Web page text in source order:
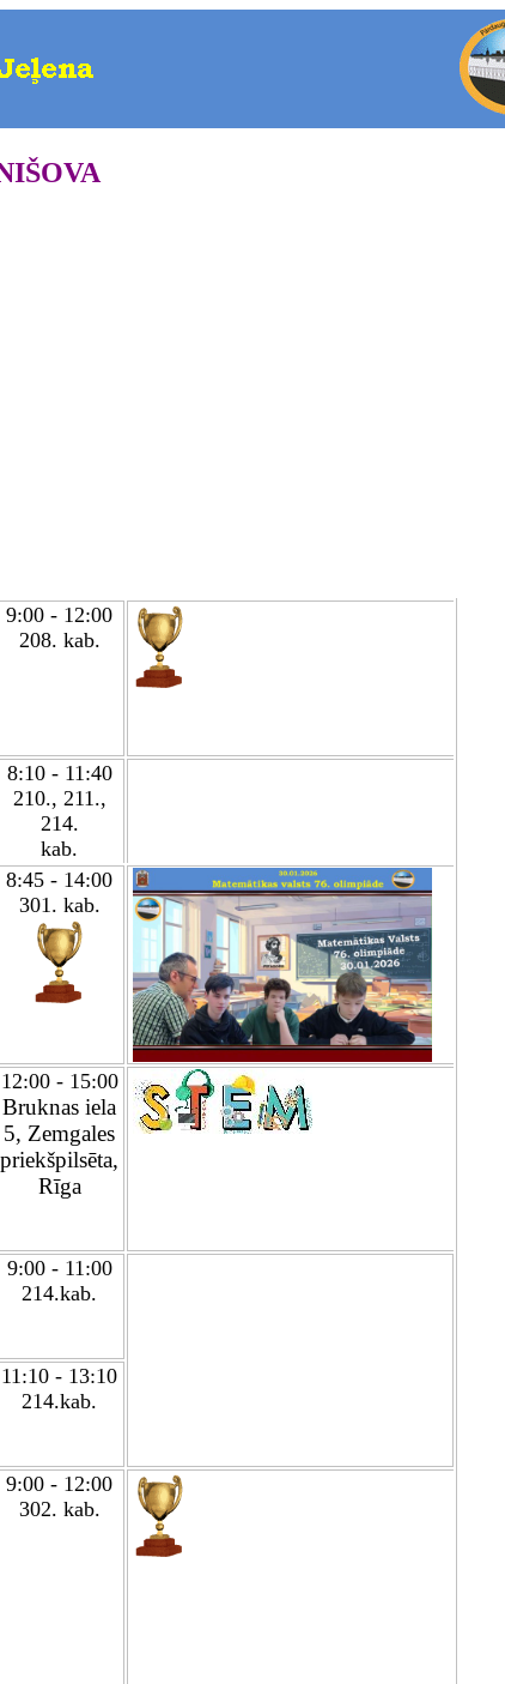
9:00 - 12:00
208. kab.
8:10 - 11:40
210., 211.,
214.
kab.
8:45 - 14:00
301. kab.
12:00 - 15:00
Bruknas iela
5, Zemgales
priekšpilsēta,
Rīga
9:00 - 11:00
214.kab.
11:10 - 13:10
214.kab.
9:00 - 12:00
302. kab.